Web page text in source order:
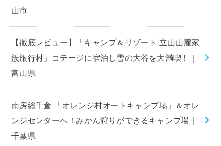
山市
【徹底レビュー】「キャンプ＆リゾート 立山山麓家
族旅行村」コテージに宿泊し雪の大谷を大満喫！｜
富山県
南房総千倉 「オレンジ村オートキャンプ場」＆オレ
ンジセンターへ！みかん狩りができるキャンプ場｜
千葉県